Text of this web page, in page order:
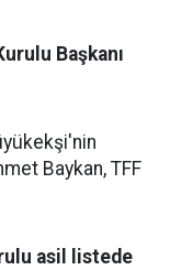
Başkanı
Baykan, TFF
asil listede